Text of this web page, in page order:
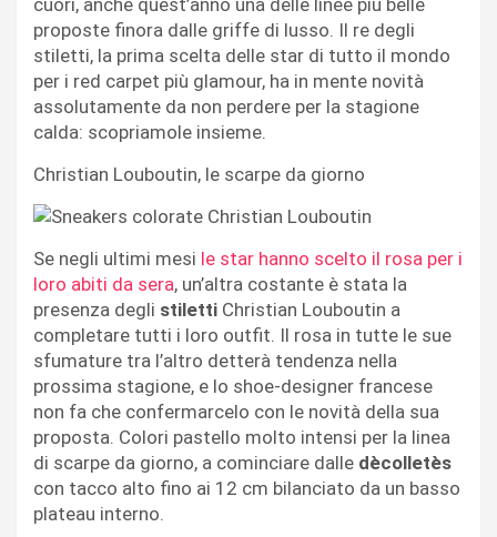
proposte finora dalle griffe di lusso. Il re degli
stiletti, la prima scelta delle star di tutto il mondo
per i red carpet più glamour, ha in mente novità
assolutamente da non perdere per la stagione
calda: scopriamole insieme.
Christian Louboutin, le scarpe da giorno
Se negli ultimi mesi le star hanno scelto il rosa per i
loro abiti da sera, un’altra costante è stata la
presenza degli stiletti Christian Louboutin a
completare tutti i loro outfit. Il rosa in tutte le sue
sfumature tra l’altro detterà tendenza nella
prossima stagione, e lo shoe-designer francese
non fa che confermarcelo con le novità della sua
proposta. Colori pastello molto intensi per la linea
di scarpe da giorno, a cominciare dalle dècolletès
con tacco alto fino ai 12 cm bilanciato da un basso
plateau interno.